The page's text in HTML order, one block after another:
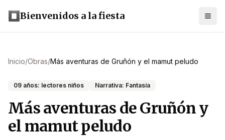
Bienvenidos a la fiesta
Inicio/Obras/Más aventuras de Gruñón y el mamut peludo
09 años: lectores niños Narrativa: Fantasía
Más aventuras de Gruñón y
el mamut peludo